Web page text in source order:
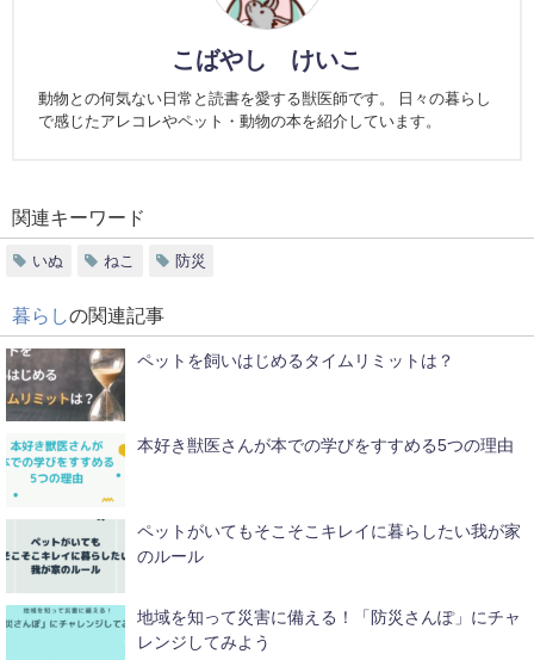
こばやし けいこ
動物との何気ない日常と読書を愛する獣医師です。 日々の暮らし
で感じたアレコレやペット・動物の本を紹介しています。
関連キーワード
いぬ ねこ 防災
暮らし の関連記事
ペットを飼いはじめるタイムリミットは？
本好き獣医さんが本での学びをすすめる5つの理由
ペットがいてもそこそこキレイに暮らしたい我が家
のルール
地域を知って災害に備える！「防災さんぽ」にチャ
レンジしてみよう